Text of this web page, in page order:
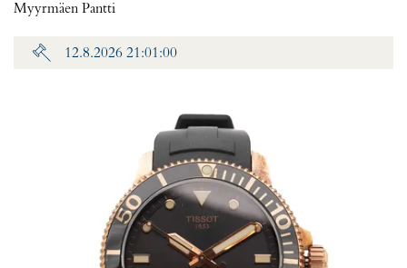
Myyrmäen Pantti
12.8.2026 21:01:00